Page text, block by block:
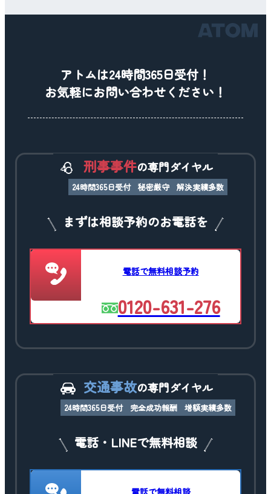
アトムは24時間365日受付！
お気軽にお問い合わせください！
刑事事件の専門ダイヤル
24時間365日受付 秘密厳守 解決実績多数
まずは相談予約のお電話を
電話で無料相談予約
0120-631-276
交通事故の専門ダイヤル
24時間365日受付 完全成功報酬 増額実績多数
電話・LINEで無料相談
電話で無料相談